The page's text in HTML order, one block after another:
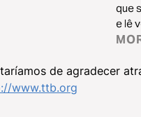
que
e lê
de agradecer
www.ttb.org